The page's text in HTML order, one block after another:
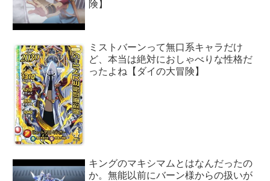
険】
ミストバーンって無口系キャラだけ
ど、本当は絶対におしゃべりな性格だ
ったよね【ダイの大冒険】
キングのマキシマムとはなんだったの
か。無能以前にバーン様からの扱いが